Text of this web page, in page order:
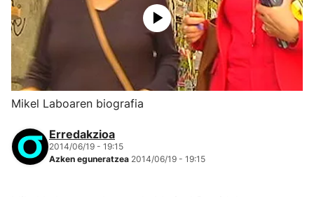
Mikel Laboaren biografia
Erredakzioa
2014/06/19 - 19:15
Azken eguneratzea 2014/06/19 - 19:15